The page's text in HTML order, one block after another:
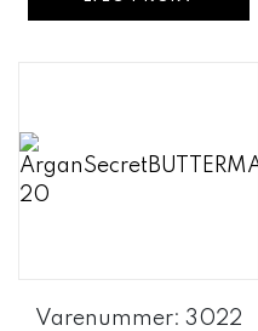
Varenummer: 3022